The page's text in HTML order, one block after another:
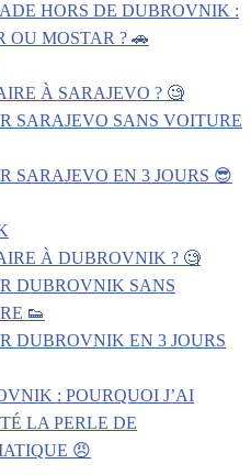
HORS DE DUBROVNIK :
OU MOSTAR ? 🚗
À SARAJEVO ? 🧐
SARAJEVO SANS VOITURE
SARAJEVO EN 3 JOURS 😎
À DUBROVNIK ? 🧐
DUBROVNIK SANS
👟
DUBROVNIK EN 3 JOURS
: POURQUOI J’AI
LA PERLE DE
😠